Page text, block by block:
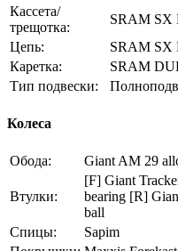
Кассета/
трещотка:
SRAM SX
Цепь:
SRAM SX
Каретка:
SRAM
Тип подвески:
Колеса
Обода: Giant AM 29
Втулки:
[F] Giant
bearing [R]
ball
Спицы:
Sapim